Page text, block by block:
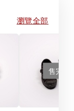
瀏覽全部
售完